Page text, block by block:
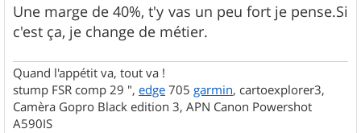
Une marge de 40%, t'y vas un peu fort je pense.Si
c'est ça, je change de métier.
Quand l'appétit va, tout va !
stump FSR comp 29 ", edge 705 garmin, cartoexplorer3,
Camèra Gopro Black edition 3, APN Canon Powershot
A590IS